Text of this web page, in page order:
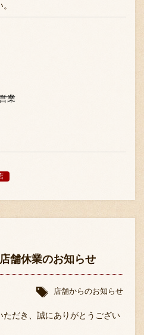
会社案内
知らせ
採用情報
業
舗休業のお知らせ
店舗からのお知らせ
だき、誠にありがとうござい